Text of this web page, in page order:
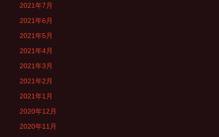
2021年7月
2021年6月
2021年5月
2021年4月
2021年3月
2021年2月
2021年1月
2020年12月
2020年11月